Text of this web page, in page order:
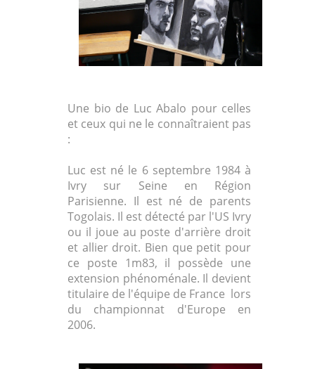
Une bio de Luc Abalo pour celles
et ceux qui ne le connaîtraient pas
:
Luc est né le 6 septembre 1984 à
Ivry sur Seine en Région
Parisienne. Il est né de parents
Togolais. Il est détecté par l'US Ivry
ou il joue au poste d'arrière droit
et allier droit. Bien que petit pour
ce poste 1m83, il possède une
extension phénoménale. Il devient
titulaire de l'équipe de France lors
du championnat d'Europe en
2006.